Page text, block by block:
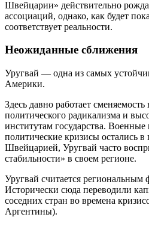
Швейцарии» действительно
ассоциаций, однако, как будет
соответствует реальности.
Неожиданные сближения
Уругвай — одна из самых
Америки.
Здесь давно работает
политического радикализма и
институтам государства.
политические кризисы остались
Швейцарией, Уругвай часто
стабильности» в своем регионе.
Уругвай считается
Исторически сюда переводили
соседних стран во времена
Аргентины).